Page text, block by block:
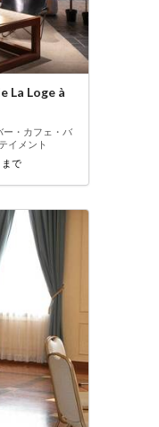
La Loge à
ー・カフェ・バ
イメント
まで